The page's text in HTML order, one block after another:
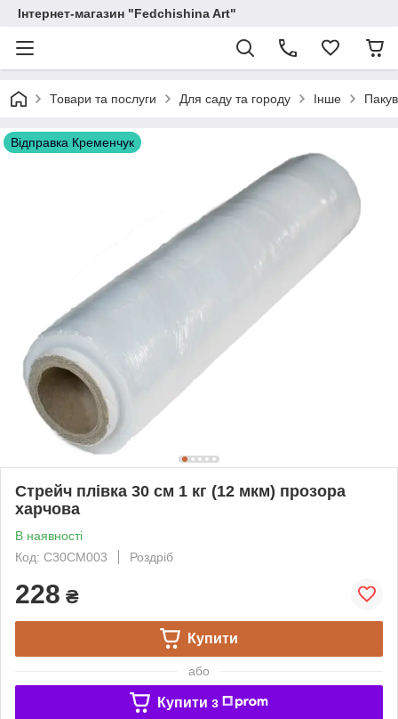
Інтернет-магазин "Fedchishina Art"
Товари та послуги Для саду та городу Інше
Відправка Кременчук
Стрейч плівка 30 см 1 кг (12 мкм) прозора
харчова
В наявності
Код: С30СМ003
Роздріб
228 ₴
Купити
або
Купити з